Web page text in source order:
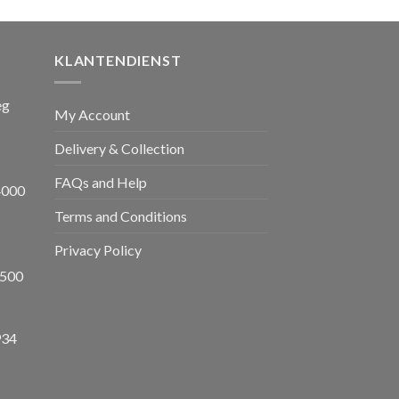
€ 1.650,00.
KLANTENDIENST
My Account
Delivery & Collection
FAQs and Help
Terms and Conditions
Privacy Policy